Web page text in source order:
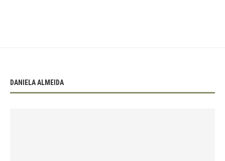
DANIELA ALMEIDA